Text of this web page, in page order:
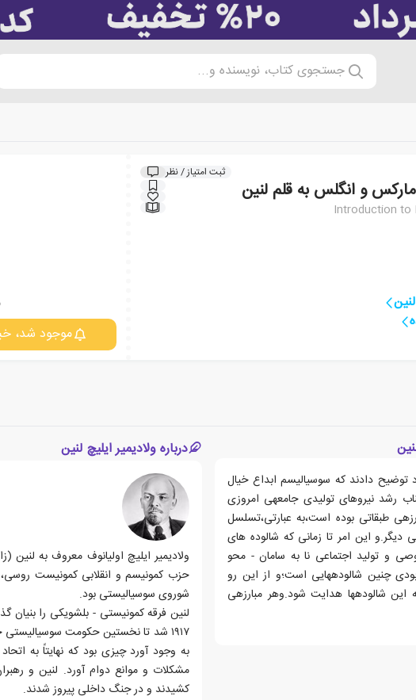
جستجوی کتاب، نویسنده و...
ثبت امتیاز / نظر
و انگلس به قلم لنین
Introduction to
موجود شد،
دادند که سوسیالیسم ابداع خیال
رشد نیروهای تولیدی جامعه­ی امروزی
طبقاتی بوده است،به عبارتی،تسلسل
این امر تا زمانی که شالوده ­های
و تولید اجتماعی نا به سامان - محو
چنین شالوده­هایی است؛و از این رو
این شالوده­ها هدایت شود.وهر مبارزه­ی
درباره ولادیمیر ایلیچ لنین
شوروی سوسیالیستی بود.
لنین فرقه کمونیستی - بلشویکی را بنیان
۱۹۱۷ شد تا نخستین حکومت
به وجود آورد چیزی بود که نهایتاً به
مشکلات و موانع دوام آورد. لنین و
کشیدند و در جنگ داخلی پیروز شدند.